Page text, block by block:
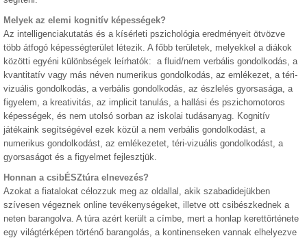
Melyek az elemi kognitív képességek?
Az intelligenciakutatás és a kísérleti pszichológia eredményeit ötvözve
több átfogó képességterület létezik. A főbb területek, melyekkel a diákok
közötti egyéni különbségek leírhatók: a fluid/nem verbális gondolkodás, a
kvantitatív vagy más néven numerikus gondolkodás, az emlékezet, a téri-
vizuális gondolkodás, a verbális gondolkodás, az észlelés gyorsasága, a
figyelem, a kreativitás, az implicit tanulás, a hallási és pszichomotoros
képességek, és nem utolsó sorban az iskolai tudásanyag. Kognitív
játékaink segítségével ezek közül a nem verbális gondolkodást, a
numerikus gondolkodást, az emlékezetet, téri-vizuális gondolkodást, a
gyorsaságot és a figyelmet fejlesztjük.
Honnan a csibÉSZtúra elnevezés?
Azokat a fiatalokat célozzuk meg az oldallal, akik szabadidejükben
szívesen végeznek online tevékenységeket, illetve ott csibészkednek a
neten barangolva. A túra azért került a címbe, mert a honlap kerettörténete
egy világtérképen történő barangolás, a kontinenseken vannak elhelyezve